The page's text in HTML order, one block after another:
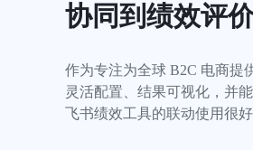
协同到绩效评
作为专注为全球 B2C 电商提
灵活配置、结果可视化，并
飞书绩效工具的联动使用很